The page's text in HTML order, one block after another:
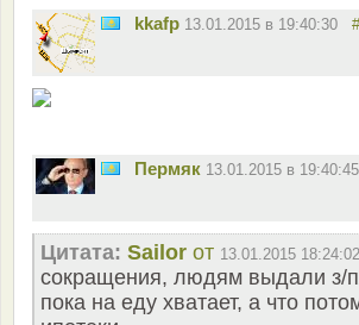
kkafp 13.01.2015 в 19:40:30
Пермяк 13.01.2015 в
Цитата: Sailor от 13.01.2015 18:24:02
сокращения, людям выдали з/
пока на еду хватает, а что